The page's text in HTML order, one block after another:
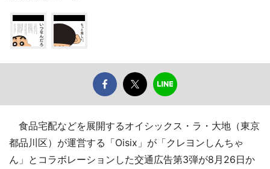
食品宅配などを展開するオイシックス・ラ・大地（東京
都品川区）が運営する「Oisix」が「クレヨンしんちゃ
ん」とコラボレーションした交通広告第3弾が8月26日か